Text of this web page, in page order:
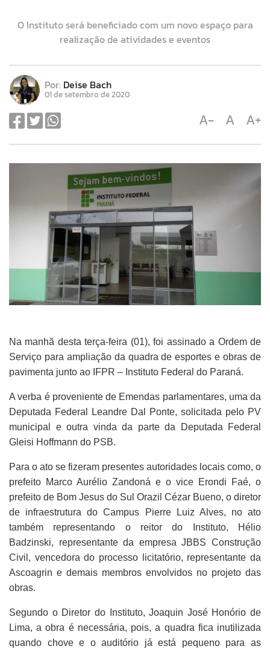
O Instituto será beneficiado com um novo espaço para
realização de atividades e eventos
Por: Deise Bach
01 de setembro de 2020
A- A A+
Na manhã desta terça-feira (01), foi assinado a Ordem de
Serviço para ampliação da quadra de esportes e obras de
pavimenta junto ao IFPR – Instituto Federal do Paraná.
A verba é proveniente de Emendas parlamentares, uma da
Deputada Federal Leandre Dal Ponte, solicitada pelo PV
municipal e outra vinda da parte da Deputada Federal
Gleisi Hoffmann do PSB.
Para o ato se fizeram presentes autoridades locais como, o
prefeito Marco Aurélio Zandoná e o vice Erondi Faé, o
prefeito de Bom Jesus do Sul Orazil Cézar Bueno, o diretor
de infraestrutura do Campus Pierre Luiz Alves, no ato
também representando o reitor do Instituto, Hélio
Badzinski, representante da empresa JBBS Construção
Civil, vencedora do processo licitatório, representante da
Ascoagrin e demais membros envolvidos no projeto das
obras.
Segundo o Diretor do Instituto, Joaquin José Honório de
Lima, a obra é necessária, pois, a quadra fica inutilizada
quando chove e o auditório já está pequeno para as